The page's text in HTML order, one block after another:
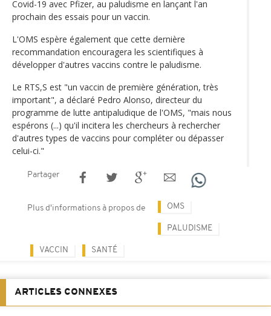
Covid-19 avec Pfizer, au paludisme en lançant l'an
prochain des essais pour un vaccin.
L'OMS espère également que cette dernière
recommandation encouragera les scientifiques à
développer d'autres vaccins contre le paludisme.
Le RTS,S est "un vaccin de première génération, très
important", a déclaré Pedro Alonso, directeur du
programme de lutte antipaludique de l'OMS, "mais nous
espérons (...) qu'il incitera les chercheurs à rechercher
d'autres types de vaccins pour compléter ou dépasser
celui-ci."
Partager
Plus d'informations à propos de OMS
PALUDISME
VACCIN SANTÉ
ARTICLES CONNEXES